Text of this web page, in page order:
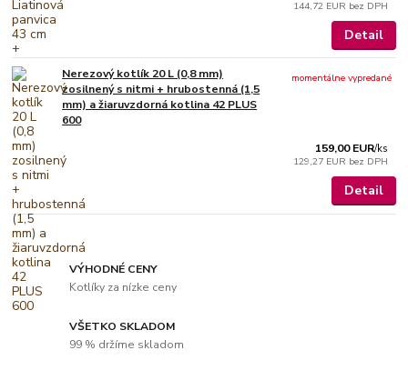
144,72 EUR bez DPH
Detail
Nerezový kotlík 20 L (0,8 mm)
zosilnený s nitmi + hrubostenná (1,5
mm) a žiaruvzdorná kotlina 42 PLUS
600
159,00 EUR/ks
129,27 EUR bez DPH
momentálne vypredané
Detail
VÝHODNÉ CENY
Kotlíky za nízke ceny
VŠETKO SKLADOM
99 % držíme skladom